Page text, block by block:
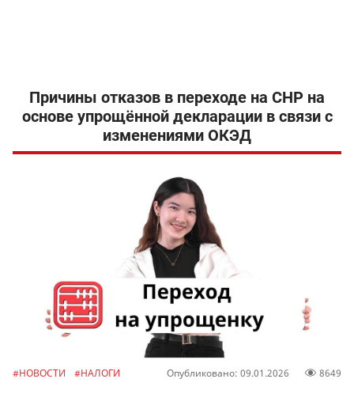
Причины отказов в переходе на СНР на
основе упрощённой декларации в связи с
изменениями ОКЭД
#НОВОСТИ #НАЛОГИ Опубликовано: 09.01.2026 8649